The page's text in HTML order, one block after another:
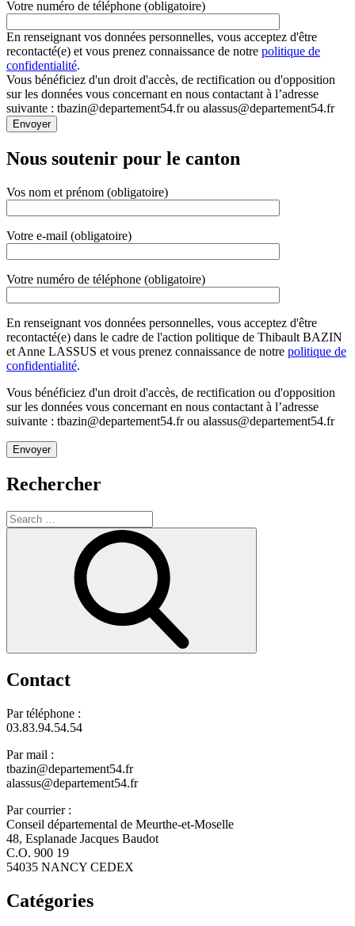
Votre numéro de téléphone (obligatoire)
En renseignant vos données personnelles, vous acceptez d'être
recontacté(e) et vous prenez connaissance de notre politique de
confidentialité.
Vous bénéficiez d'un droit d'accès, de rectification ou d'opposition
sur les données vous concernant en nous contactant à l’adresse
suivante : tbazin@departement54.fr ou alassus@departement54.fr
Nous soutenir pour le canton
Vos nom et prénom (obligatoire)
Votre e-mail (obligatoire)
Votre numéro de téléphone (obligatoire)
En renseignant vos données personnelles, vous acceptez d'être
recontacté(e) dans le cadre de l'action politique de Thibault BAZIN
et Anne LASSUS et vous prenez connaissance de notre politique de
confidentialité.
Vous bénéficiez d'un droit d'accès, de rectification ou d'opposition
sur les données vous concernant en nous contactant à l’adresse
suivante : tbazin@departement54.fr ou alassus@departement54.fr
Rechercher
Search
for:
Contact
Par téléphone :
03.83.94.54.54
Par mail :
tbazin@departement54.fr
alassus@departement54.fr
Par courrier :
Conseil départemental de Meurthe-et-Moselle
48, Esplanade Jacques Baudot
C.O. 900 19
54035 NANCY CEDEX
Catégories